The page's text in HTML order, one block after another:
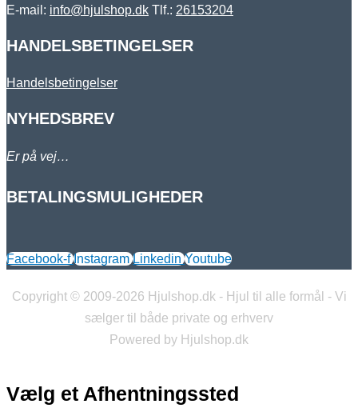
E-mail: info@hjulshop.dk Tlf.: 26153204
HANDELSBETINGELSER
Handelsbetingelser
NYHEDSBREV
Er på vej…
BETALINGSMULIGHEDER
Facebook-f Instagram Linkedin Youtube
Copyright © 2009-2026 Hjulshop.dk - Hjul til alle formål - Vi
sælger til både private og erhverv
Powered by Hjulshop.dk
Vælg et Afhentningssted